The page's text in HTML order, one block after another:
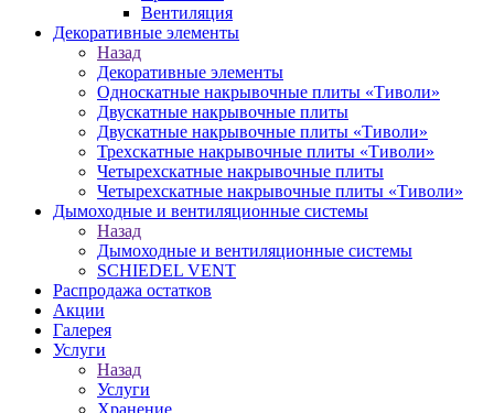
Вентиляция
Декоративные элементы
Назад
Декоративные элементы
Односкатные накрывочные плиты «Тиволи»
Двускатные накрывочные плиты
Двускатные накрывочные плиты «Тиволи»
Трехскатные накрывочные плиты «Тиволи»
Четырехскатные накрывочные плиты
Четырехскатные накрывочные плиты «Тиволи»
Дымоходные и вентиляционные системы
Назад
Дымоходные и вентиляционные системы
SCHIEDEL VENT
Распродажа остатков
Акции
Галерея
Услуги
Назад
Услуги
Хранение